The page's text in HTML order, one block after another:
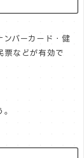
バーカード・健
票などが有効で